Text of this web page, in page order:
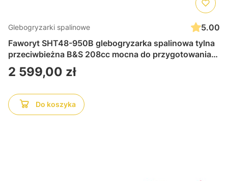
Glebogryzarki spalinowe
5.00
Faworyt SHT48-950B glebogryzarka spalinowa tylna
przeciwbieżna B&S 208cc mocna do przygotowania
gleby, uprawy, ogrodu i działki
Cena
2 599,00 zł
Do koszyka